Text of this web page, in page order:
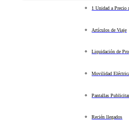
1 Unidad a Precio
Artículos de Viaje
Liquidación de
Movilidad
Pantallas
Recién llegados